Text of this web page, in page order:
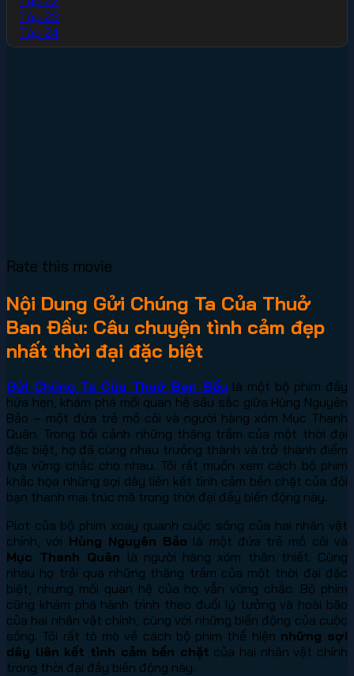
Tập 23
Tập 24
Rate this movie
Nội Dung Gửi Chúng Ta Của Thuở
Ban Đầu: Câu chuyện tình cảm đẹp
nhất thời đại đặc biệt
Gửi Chúng Ta Của Thuở Ban Đầu là một bộ phim đầy
hứa hẹn, khám phá mối quan hệ sâu sắc giữa Hùng Nguyên
Bảo – một đứa trẻ mồ côi và người hàng xóm Mục Thanh
Quân. Trong bối cảnh những thăng trầm của một thời đại
đặc biệt, họ đã cùng nhau trưởng thành và trở thành điểm
tựa vững chắc cho nhau. Tôi rất muốn xem cách bộ phim
khắc họa những sợi dây liên kết tình cảm bền chặt của đôi
bạn thanh mai trúc mã trong thời đại đầy biến động này.
Plot của bộ phim xoay quanh cuộc sống của hai nhân vật
chính, với Hùng Nguyên Bảo là một đứa trẻ mồ côi và
Mục Thanh Quân là người hàng xóm thân thiết. Cùng
nhau họ trải qua những thăng trầm của một thời đại đặc
biệt, nhưng mối quan hệ của họ vẫn vững chắc. Bộ phim
cũng khám phá hành trình theo đuổi lý tưởng và hoài bão
của hai nhân vật chính, cùng với những biến động của cuộc
sống. Tôi rất tò mò về cách bộ phim thể hiện những sợi
dây liên kết tình cảm bền chặt của hai nhân vật chính
trong thời đại đầy biến động này.